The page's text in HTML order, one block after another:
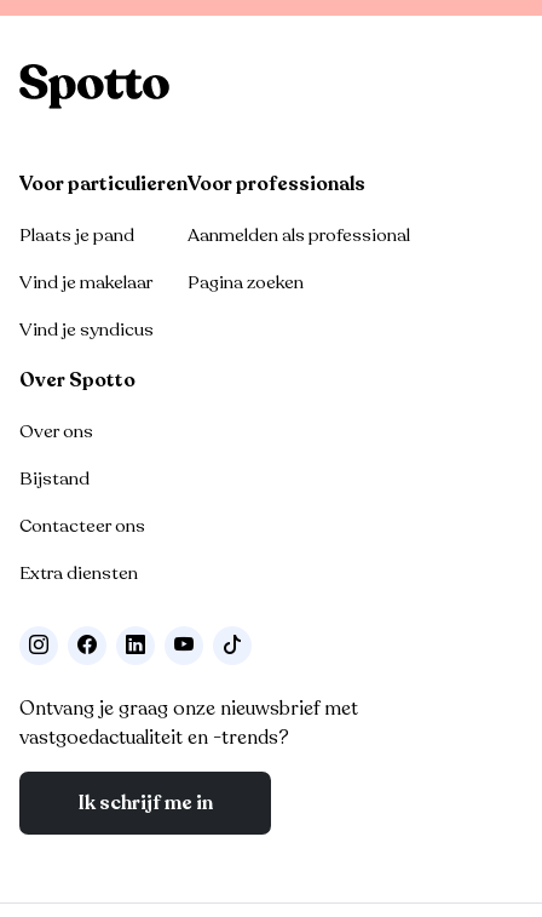
Voor particulieren
Plaats je pand
Vind je makelaar
Vind je syndicus
Voor professionals
Aanmelden als professional
Pagina zoeken
Over Spotto
Over ons
Bijstand
Contacteer ons
Extra diensten
Ontvang je graag onze nieuwsbrief met
vastgoedactualiteit en -trends?
Ik schrijf me in